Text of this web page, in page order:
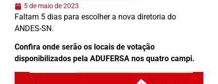
5 de maio de 2023
Faltam 5 dias para escolher a nova diretoria do
ANDES-SN.
Confira onde serão os locais de votação
disponibilizados pela ADUFERSA nos quatro campi.